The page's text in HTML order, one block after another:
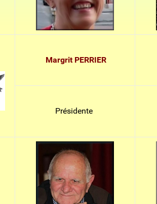
Margrit PERRIER
Présidente